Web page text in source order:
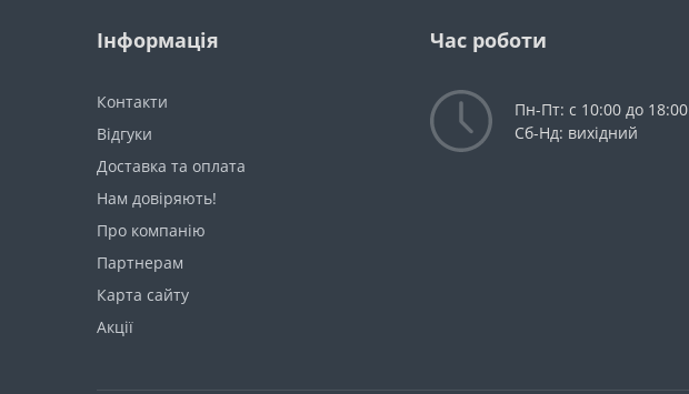
Інформація
Контакти
Відгуки
Доставка та оплата
Нам довіряють!
Про компанію
Партнерам
Карта сайту
Акції
Час роботи
Пн-Пт: с 10:00 до 18:00
Сб-Нд: вихідний